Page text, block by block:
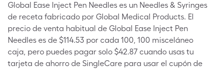
Global Ease Inject Pen Needles es un Needles & Syringes
de receta fabricado por Global Medical Products. El
precio de venta habitual de Global Ease Inject Pen
Needles es de $114.53 por cada 100, 100 misceláneo
caja, pero puedes pagar solo $42.87 cuando usas tu
tarjeta de ahorro de SingleCare para usar el cupón de